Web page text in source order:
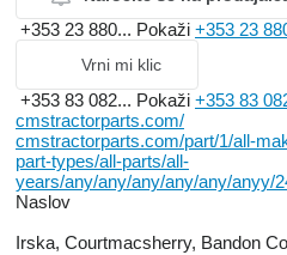
+353 23 880... Pokaži +353 23
Vrni mi klic
+353 83 082... Pokaži +353 83
cmstractorparts.com/
cmstractorparts.com/part/1/all-
part-types/all-parts/all-
years/any/any/any/any/any/anyy/
Naslov
Irska, Courtmacsherry, Bandon